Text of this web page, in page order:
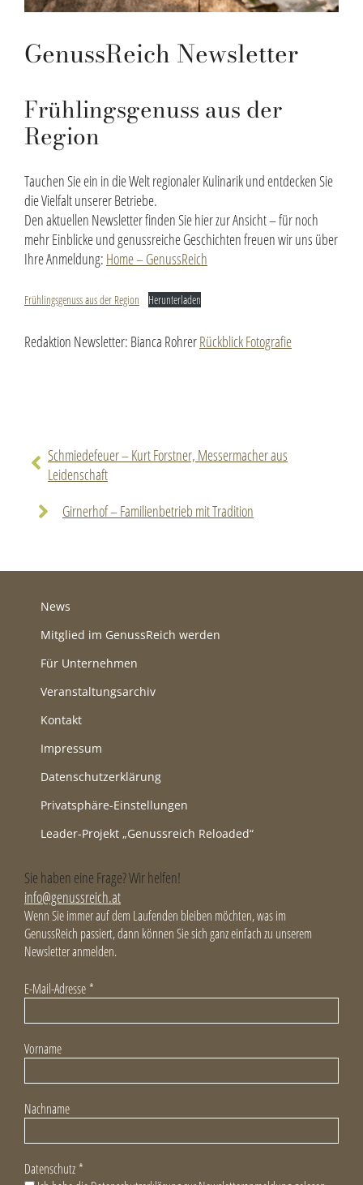
GenussReich Newsletter
Frühlingsgenuss aus der
Region
Tauchen Sie ein in die Welt regionaler Kulinarik und entdecken Sie
die Vielfalt unserer Betriebe.
Den aktuellen Newsletter finden Sie hier zur Ansicht – für noch
mehr Einblicke und genussreiche Geschichten freuen wir uns über
Ihre Anmeldung: Home – GenussReich
Frühlingsgenuss aus der Region Herunterladen
Redaktion Newsletter: Bianca RohrerRückblick Fotografie
Schmiedefeuer – Kurt Forstner, Messermacher aus
Leidenschaft
Girnerhof – Familienbetrieb mit Tradition
News
Mitglied im GenussReich werden
Für Unternehmen
Veranstaltungsarchiv
Kontakt
Impressum
Datenschutzerklärung
Privatsphäre-Einstellungen
Leader-Projekt „Genussreich Reloaded“
Sie haben eine Frage? Wir helfen!
info@genussreich.at
Wenn Sie immer auf dem Laufenden bleiben möchten, was im
GenussReich passiert, dann können Sie sich ganz einfach zu unserem
Newsletter anmelden.
E-Mail-Adresse *
Vorname
Nachname
Datenschutz *